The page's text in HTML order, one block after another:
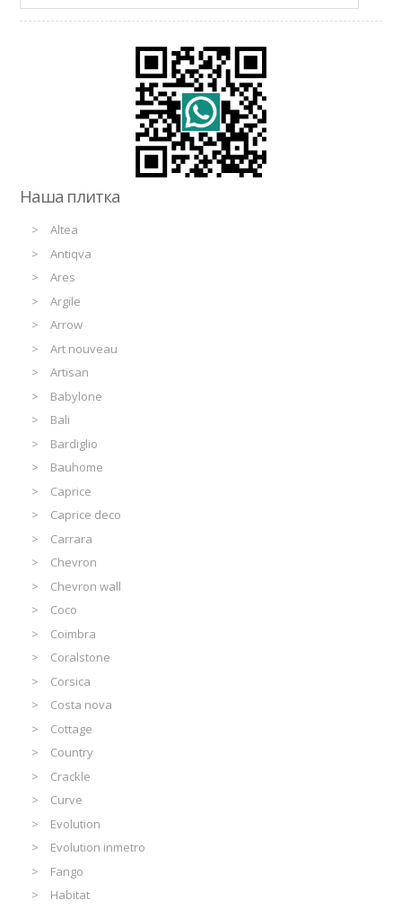
Наша плитка
Altea
Antiqva
Ares
Argile
Arrow
Art nouveau
Artisan
Babylone
Bali
Bardiglio
Bauhome
Caprice
Caprice deco
Carrara
Chevron
Chevron wall
Coco
Coimbra
Coralstone
Corsica
Costa nova
Cottage
Country
Crackle
Curve
Evolution
Evolution inmetro
Fango
Habitat